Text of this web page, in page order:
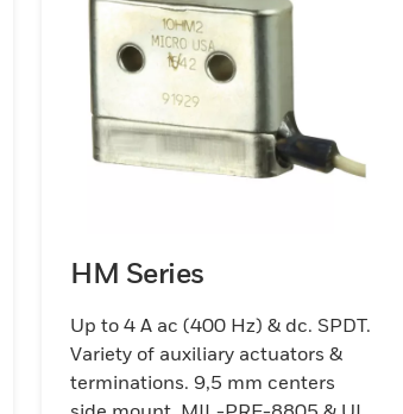
HM Series
Up to 4 A ac (400 Hz) & dc. SPDT.
Variety of auxiliary actuators &
terminations. 9,5 mm centers